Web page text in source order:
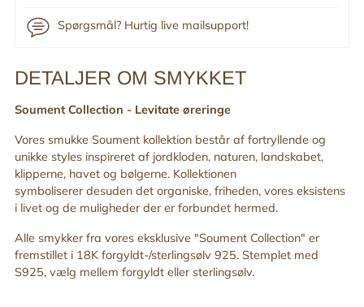
Spørgsmål? Hurtig live mailsupport!
Tilføj
til
din
indkøbskurv
DETALJER OM SMYKKET
Soument Collection - Levitate øreringe
Vores smukke Soument kollektion består af fortryllende og
unikke styles inspireret af jordkloden, naturen, landskabet,
klipperne, havet og bølgerne. Kollektionen
symboliserer desuden det organiske, friheden, vores eksistens
i livet og de muligheder der er forbundet hermed.
Alle smykker fra vores eksklusive "Soument Collection" er
fremstillet i 18K forgyldt-/sterlingsølv 925. Stemplet med
S925, vælg mellem forgyldt eller sterlingsølv.